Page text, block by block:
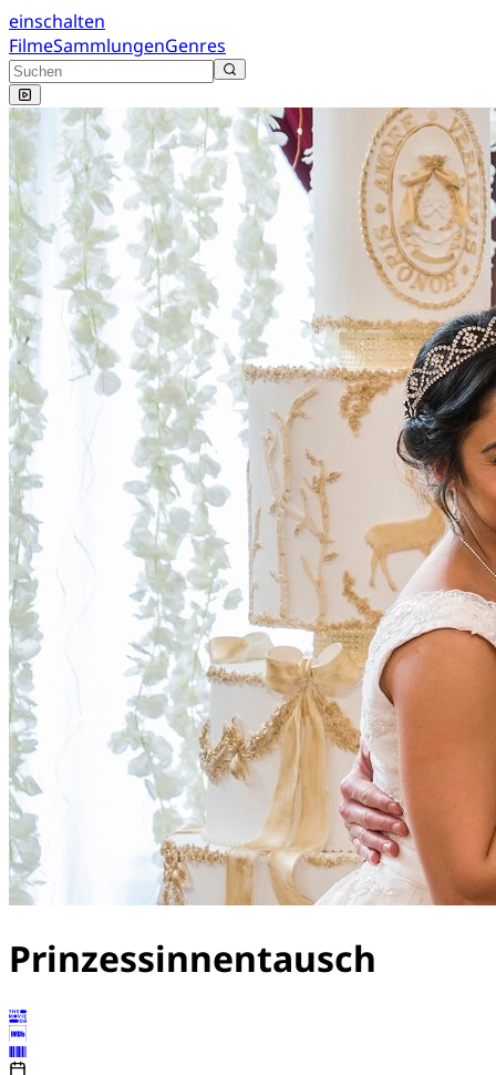
einschalten
FilmeSammlungenGenres
Prinzessinnentausch